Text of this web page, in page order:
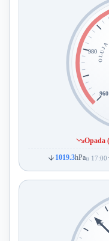
960
980OLUJA
Opada
1019.3hPau 17:00
SZ